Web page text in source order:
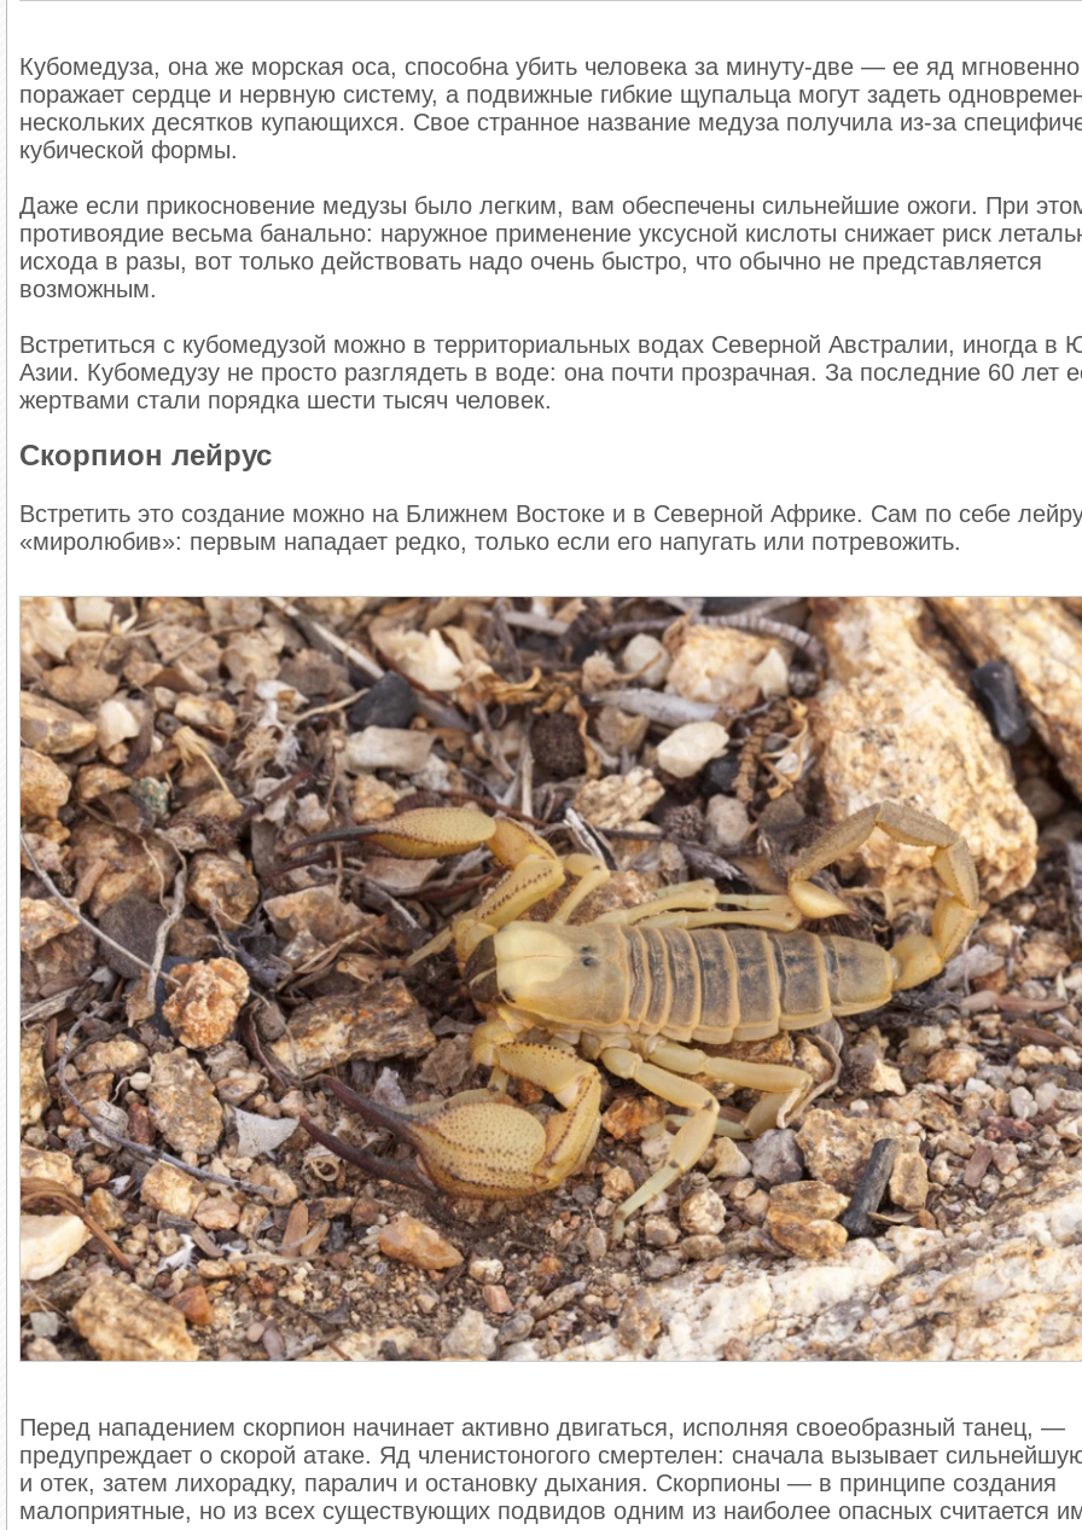
Кубомедуза, она же морская оса, способна убить человека за минуту-две — ее яд мгновенно
поражает сердце и нервную систему, а подвижные гибкие щупальца могут задеть
нескольких десятков купающихся. Свое странное название медуза получила из-за
кубической формы.
Даже если прикосновение медузы было легким, вам обеспечены сильнейшие ожоги. При
противоядие весьма банально: наружное применение уксусной кислоты снижает риск
исхода в разы, вот только действовать надо очень быстро, что обычно не представляется
возможным.
Встретиться с кубомедузой можно в территориальных водах Северной Австралии, иногда в
Азии. Кубомедузу не просто разглядеть в воде: она почти прозрачная. За последние 60 лет
жертвами стали порядка шести тысяч человек.
Скорпион лейрус
Встретить это создание можно на Ближнем Востоке и в Северной Африке. Сам по себе
«миролюбив»: первым нападает редко, только если его напугать или потревожить.
Перед нападением скорпион начинает активно двигаться, исполняя своеобразный танец, —
предупреждает о скорой атаке. Яд членистоногого смертелен: сначала вызывает
и отек, затем лихорадку, паралич и остановку дыхания. Скорпионы — в принципе создания
малоприятные, но из всех существующих подвидов одним из наиболее опасных считается